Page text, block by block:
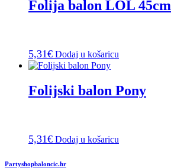
Folija balon LOL 45cm
5,31€ Dodaj u košaricu
Folijski balon Pony
5,31€ Dodaj u košaricu
Partyshopbaloncic.hr